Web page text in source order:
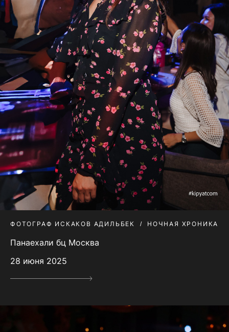
ФОТОГРАФ ИСКАКОВ АДИЛЬБЕК НОЧНАЯ ХРОНИКА
Панаехали бц Москва
28 июня 2025